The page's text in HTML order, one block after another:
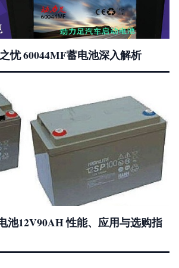
忧 60044MF蓄电池深入解析
池12V90AH 性能、应用与选购指